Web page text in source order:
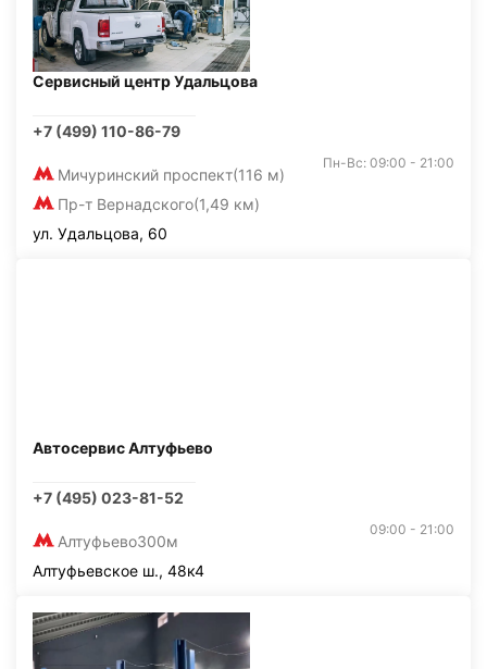
Сервисный центр Удальцова
+7 (499) 110-86-79
Мичуринский проспект(116 м)
Пр-т Вернадского(1,49 км)
Пн-Вс: 09:00 - 21:00
ул. Удальцова, 60
Автосервис Алтуфьево
+7 (495) 023-81-52
Алтуфьево300м
09:00 - 21:00
Алтуфьевское ш., 48к4